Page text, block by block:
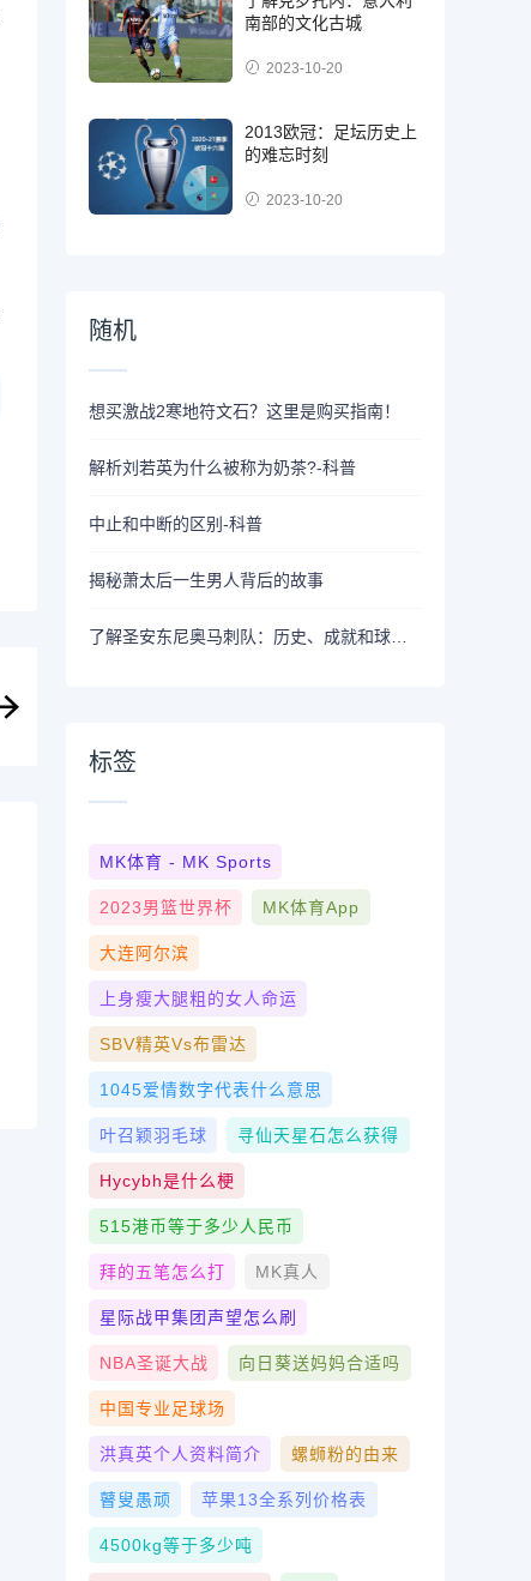
南部的文化古城
2023-10-20
2013欧冠：足坛历史上
的难忘时刻
2023-10-20
随机
想买激战2寒地符文石？这里是购买指南！
解析刘若英为什么被称为奶茶?-科普
中止和中断的区别-科普
揭秘萧太后一生男人背后的故事
标签
MK体育 - MK Sports
2023男篮世界杯 MK体育App
大连阿尔滨
上身瘦大腿粗的女人命运
SBV精英vs布雷达
1045爱情数字代表什么意思
叶召颖羽毛球 寻仙天星石怎么获得
Hycybh是什么梗
515港币等于多少人民币
拜的五笔怎么打 MK真人
星际战甲集团声望怎么刷
NBA圣诞大战 向日葵送妈妈合适吗
中国专业足球场
洪真英个人资料简介 螺蛳粉的由来
瞽叟愚顽 苹果13全系列价格表
4500kg等于多少吨